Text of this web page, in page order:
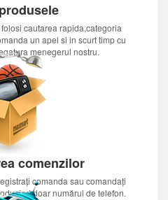
cautarea rapida,categoria
un apel si in scurt timp cu
menegerul nostru.
comenzilor
comanda sau comandați
doar numărul de telefon.